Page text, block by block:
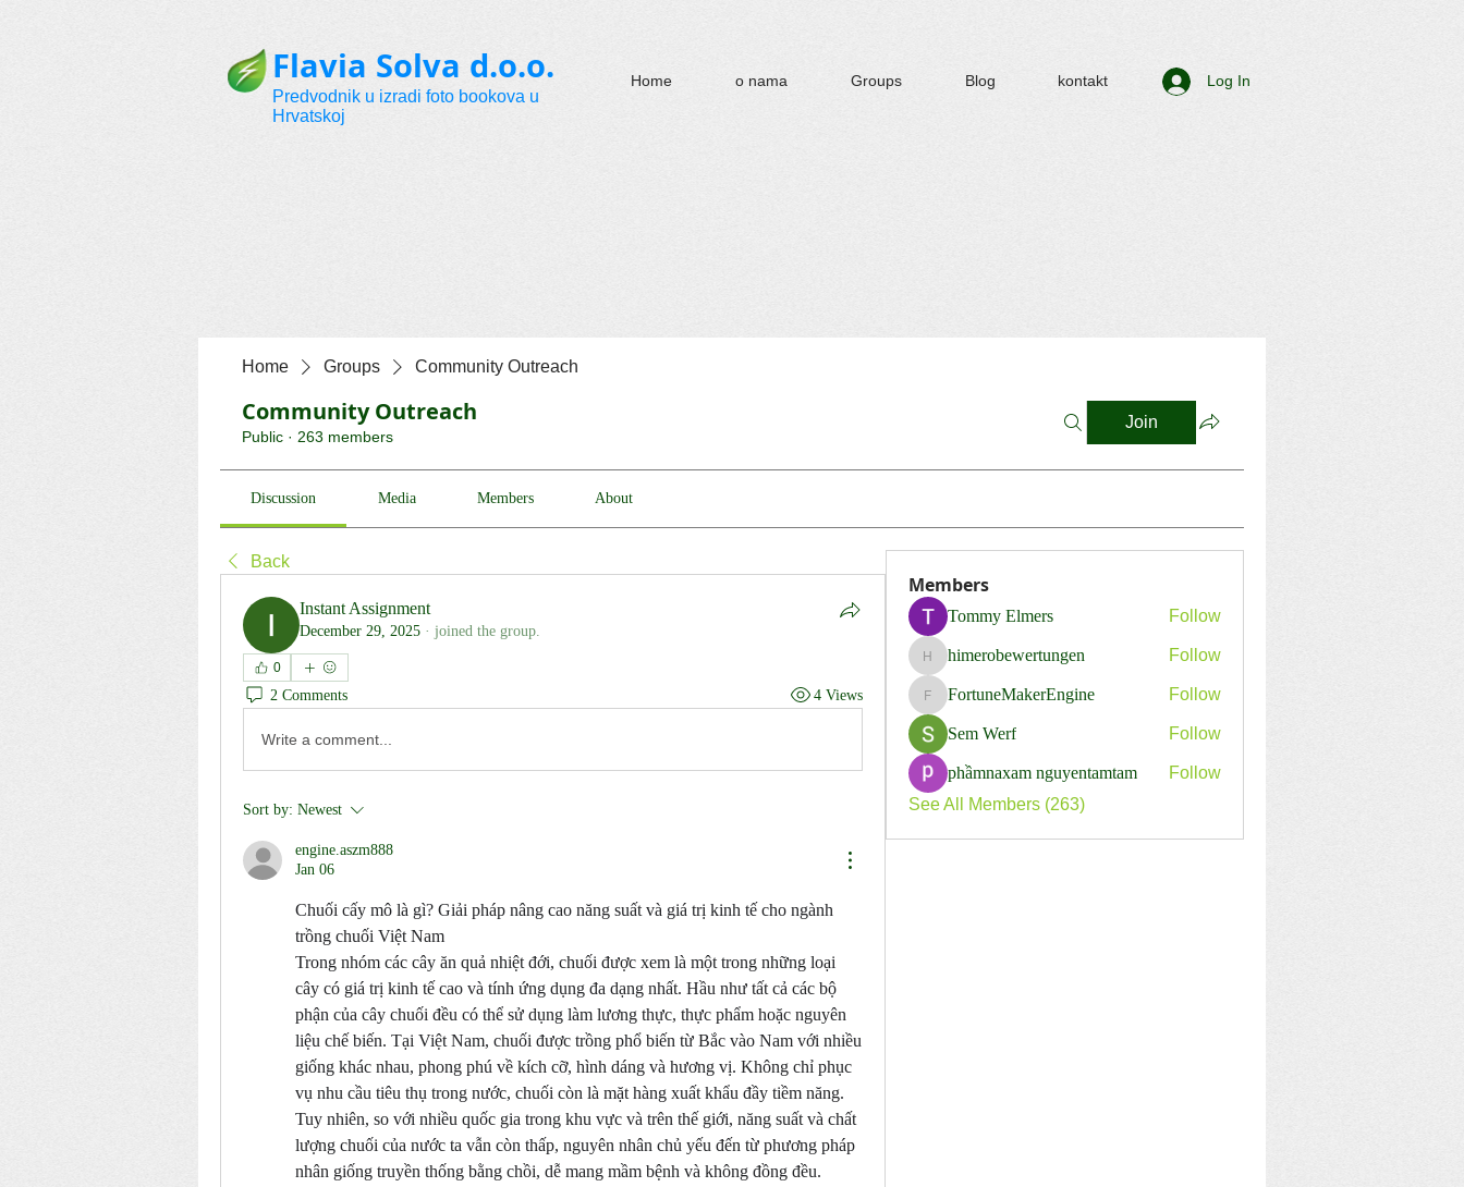
Flavia Solva d.o.o.
Predvodnik u izradi foto bookova u
Hrvatskoj
Home o nama Groups Blog kontakt Log In
Home Groups Community Outreach
Community Outreach
Public · 263 members
Join
Discussion Media Members About
Back
Instant Assignment
December 29, 2025 · joined the group.
0
2 Comments 4 Views
Write a comment...
Sort by: Newest
engine.aszm888
Jan 06
Chuối cấy mô là gì? Giải pháp nâng cao năng suất và giá trị kinh tế cho ngành
trồng chuối Việt Nam
Trong nhóm các cây ăn quả nhiệt đới, chuối được xem là một trong những loại
cây có giá trị kinh tế cao và tính ứng dụng đa dạng nhất. Hầu như tất cả các bộ
phận của cây chuối đều có thể sử dụng làm lương thực, thực phẩm hoặc nguyên
liệu chế biến. Tại Việt Nam, chuối được trồng phổ biến từ Bắc vào Nam với nhiều
giống khác nhau, phong phú về kích cỡ, hình dáng và hương vị. Không chỉ phục
vụ nhu cầu tiêu thụ trong nước, chuối còn là mặt hàng xuất khẩu đầy tiềm năng.
Tuy nhiên, so với nhiều quốc gia trong khu vực và trên thế giới, năng suất và chất
lượng chuối của nước ta vẫn còn thấp, nguyên nhân chủ yếu đến từ phương pháp
nhân giống truyền thống bằng chồi, dễ mang mầm bệnh và không đồng đều.
Members
Tommy Elmers Follow
himerobewertungen
himerobewertungen Follow
FortuneMakerEngine
FortuneMakerEngine Follow
Sem Werf Follow
phầmnaxam nguyentamtam
Follow
See All Members (263)